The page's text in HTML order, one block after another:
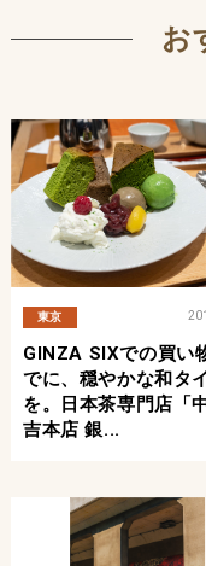
お
東京
GINZA SIXでの買い
でに、穏やかな和タ
を。日本茶専門店「
吉本店 銀...